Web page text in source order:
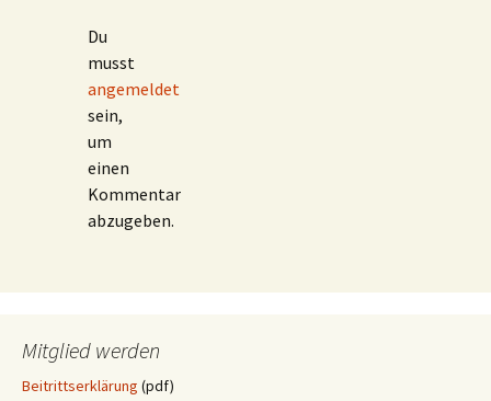
Du
musst
angemeldet
sein,
um
einen
Kommentar
abzugeben.
Mitglied werden
Beitrittserklärung (pdf)